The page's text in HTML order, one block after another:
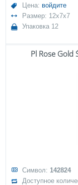
Цена: войдите
Размер: 12x7x7
Упаковка 12
Pl Rose Gold
Символ: 142824
Доступное